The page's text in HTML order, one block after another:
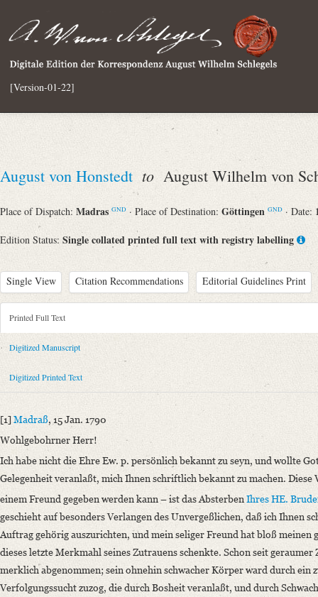
[Version-01-22]
August von Honstedt to August Wilhelm von
Place of Dispatch: Madras GND · Place of Destination: Göttingen GND · Date:
Edition Status: Single collated printed full text with registry labelling
Single View Citation Recommendations Editorial Guidelines Print
Metadata Concerning Header
Sender: August von Honstedt
Recipient: August Wilhelm von Schlegel
Place of Dispatch: Madras
Place of Destination: Göttingen
Notations: Empfangsort erschlossen.
Printed Text
Provider: Dresden, Sächsische Landesbibliothek - Staats- und
Bibliography: Briefe von und an August Wilhelm Schlegel.
Incipit: „[1] Madraß, 15 Jan. 1790
Wohlgebohrner Herr!
Ich habe nicht die Ehre Ew. p. persönlich bekannt zu seyn, und wollte
Manuscript
Printed Full Text
Digitized Manuscript
Digitized Printed Text
[1]Madraß, 15 Jan. 1790
Wohlgebohrner Herr!
Ich habe nicht die Ehre Ew. p. persönlich bekannt zu seyn, und wollte
Gelegenheit veranlaßt, mich Ihnen schriftlich bekannt zu machen. Diese
einem Freund gegeben werden kann – ist das AbsterbenIhres HE.
geschieht auf besonders Verlangen des Unvergeßlichen, daß ich Ihnen
Auftrag gehörig auszurichten, und mein seliger Freund hat bloß meinen
dieses letzte Merkmahl seines Zutrauens schenkte. Schon seit geraumer
merklich abgenommen; sein ohnehin schwacher Körper ward durch ein
Verfolgungssucht zuzog, die durch Bosheit veranlaßt, und durch